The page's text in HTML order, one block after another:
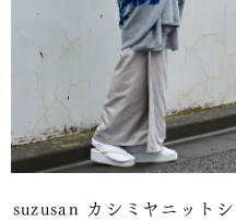
suzusan カシミヤニットシ